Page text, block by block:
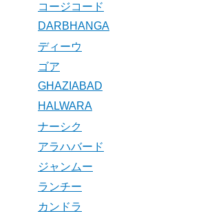
コージコード
DARBHANGA
ディーウ
ゴア
GHAZIABAD
HALWARA
ナーシク
アラハバード
ジャンムー
ランチー
カンドラ